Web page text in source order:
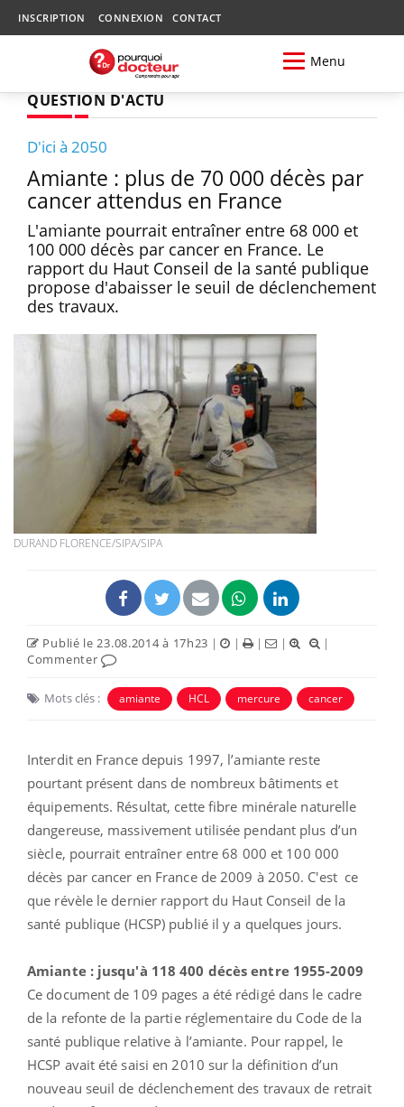
INSCRIPTION CONNEXION CONTACT
Menu
QUESTION D'ACTU
D'ici à 2050
Amiante : plus de 70 000 décès par
cancer attendus en France
L'amiante pourrait entraîner entre 68 000 et
100 000 décès par cancer en France. Le
rapport du Haut Conseil de la santé publique
propose d'abaisser le seuil de déclenchement
des travaux.
DURAND FLORENCE/SIPA/SIPA
Publié le 23.08.2014 à 17h23 | | | |
|
Commenter
Mots clés : amiante HCL mercure cancer
Interdit en France depuis 1997, l’amiante reste
pourtant présent dans de nombreux bâtiments et
équipements. Résultat, cette fibre minérale naturelle
dangereuse, massivement utilisée pendant plus d’un
siècle, pourrait entraîner entre 68 000 et 100 000
décès par cancer en France de 2009 à 2050. C'est ce
que révèle le dernier rapport du Haut Conseil de la
santé publique (HCSP) publié il y a quelques jours.
Amiante : jusqu'à 118 400 décès entre 1955-2009
Ce document de 109 pages a été rédigé dans le cadre
de la refonte de la partie réglementaire du Code de la
santé publique relative à l’amiante. Pour rappel, le
HCSP avait été saisi en 2010 sur la définition d’un
nouveau seuil de déclenchement des travaux de retrait